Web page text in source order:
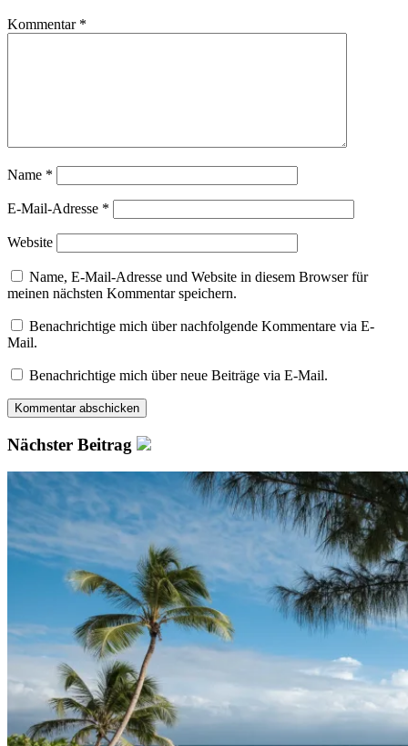
Kommentar *
Name *
E-Mail-Adresse *
Website
Name, E-Mail-Adresse und Website in diesem Browser für
meinen nächsten Kommentar speichern.
Benachrichtige mich über nachfolgende Kommentare via E-
Mail.
Benachrichtige mich über neue Beiträge via E-Mail.
Nächster Beitrag